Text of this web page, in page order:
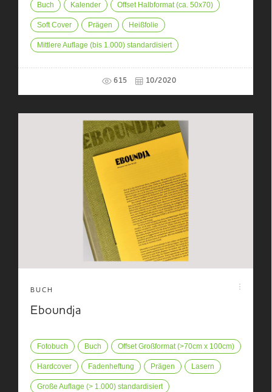
Buch Kalender Offset Halbformat (ca. 50x70)
Soft Cover Prägen Heißfolie
Mittlere Auflage (bis 1.000) standardisiert
615 10/2020
BUCH
Eboundja
Fotobuch Buch Offset Großformat (>70cm x 100cm)
Hardcover Fadenheftung Prägen Lasern
Große Auflage (> 1.000) standardisiert